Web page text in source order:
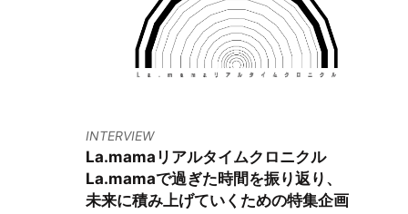
INTERVIEW
La.mamaリアルタイムクロニクル
La.mamaで過ぎた時間を振り返り、
未来に積み上げていくための特集企画